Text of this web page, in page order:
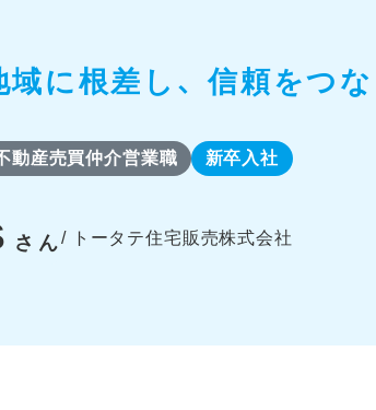
域に根差し、 信頼をつな
動産売買仲介営業職 新卒入社
さん/ トータテ住宅販売株式会社